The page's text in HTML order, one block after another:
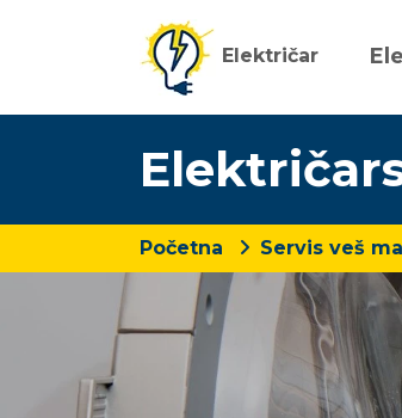
Električar
Početna Servis veš